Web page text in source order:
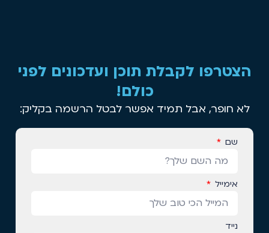
הצטרפו לקבלת תוכן ועדכונים לפני
כולם!
לא חופר, אבל תמיד אפשר לבטל הרשמה בקליק:
שם
אימייל
נייד